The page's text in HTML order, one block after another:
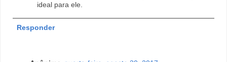
ideal para ele.
Responder